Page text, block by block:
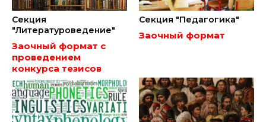
Секция
"Литературоведение"
Заочный формат с
проведением
конкурса тезисов
Секция "Педагогика"
Заочный формат